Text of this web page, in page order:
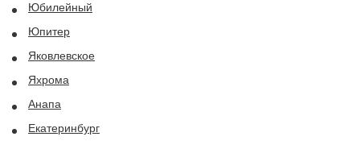
Юбилейный
Юпитер
Яковлевское
Яхрома
Анапа
Екатеринбург